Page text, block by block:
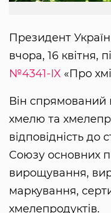
Президент
вчора, 16 квітня,
№4341-IX «Про
Він спрямований
хмелю та
відповідність до
Союзу основних
вирощування,
маркування,
хмелепродуктів.